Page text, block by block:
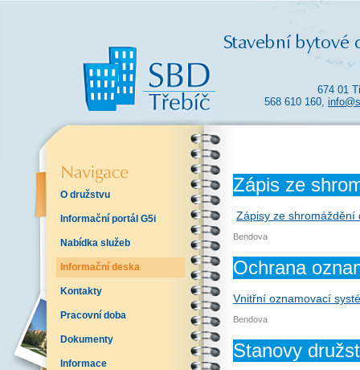
674 01
568 610 160,
O družstvu
Informační portál G5i
Nabídka služeb
Informační deska
Kontakty
Pracovní doba
Dokumenty
Informace
Zápis ze
Zápisy ze shromáždění
Bendova
Ochrana
Vnitřní oznamovací
Bendova
Stanovy